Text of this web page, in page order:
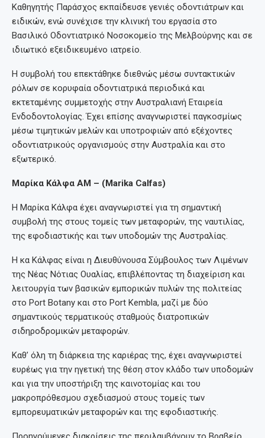
Καθηγητής Παράσχος εκπαίδευσε γενιές οδοντιάτρων και
ειδικών, ενώ συνέχισε την κλινική του εργασία στο
Βασιλικό Οδοντιατρικό Νοσοκομείο της Μελβούρνης και σε
ιδιωτικό εξειδικευμένο ιατρείο.
Η συμβολή του επεκτάθηκε διεθνώς μέσω συντακτικών
ρόλων σε κορυφαία οδοντιατρικά περιοδικά και
εκτεταμένης συμμετοχής στην Αυστραλιανή Εταιρεία
Ενδοδοντολογίας. Έχει επίσης αναγνωριστεί παγκοσμίως
μέσω τιμητικών μελών και υποτροφιών από εξέχοντες
οδοντιατρικούς οργανισμούς στην Αυστραλία και στο
εξωτερικό.
Μαρίκα Κάλφα ΑΜ – (Marika Calfas)
Η Μαρίκα Κάλφα έχει αναγνωριστεί για τη σημαντική
συμβολή της στους τομείς των μεταφορών, της ναυτιλίας,
της εφοδιαστικής και των υποδομών της Αυστραλίας.
Η κα Κάλφας είναι η Διευθύνουσα Σύμβουλος των Λιμένων
της Νέας Νότιας Ουαλίας, επιβλέποντας τη διαχείριση και
λειτουργία των βασικών εμπορικών πυλών της πολιτείας
στο Port Botany και στο Port Kembla, μαζί με δύο
σημαντικούς τερματικούς σταθμούς διατροπικών
σιδηροδρομικών μεταφορών.
Καθ’ όλη τη διάρκεια της καριέρας της, έχει αναγνωριστεί
ευρέως για την ηγετική της θέση στον κλάδο των υποδομών
και για την υποστήριξη της καινοτομίας και του
μακροπρόθεσμου σχεδιασμού στους τομείς των
εμπορευματικών μεταφορών και της εφοδιαστικής.